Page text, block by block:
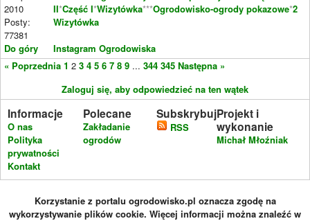
2010
Posty:
77381
Do góry
II*Część I*Wizytówka***Ogrodowisko-ogrody pokazowe*2
Wizytówka
Instagram Ogrodowiska
« Poprzednia 1 2 3 4 5 6 7 8 9 ... 344 345 Następna »
Zaloguj się, aby odpowiedzieć na ten wątek
Informacje
O nas
Polityka
prywatności
Kontakt
Polecane
Zakładanie
ogrodów
Subskrybuj
RSS
Projekt i
wykonanie
Michał Młoźniak
Korzystanie z portalu ogrodowisko.pl oznacza zgodę na
wykorzystywanie plików cookie. Więcej informacji można znaleźć w